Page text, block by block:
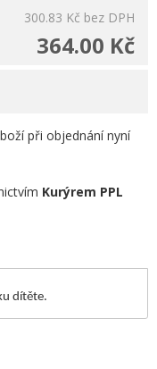
300.83 Kč bez DPH
364.00 Kč
při objednání nyní
Kurýrem PPL
dítěte.